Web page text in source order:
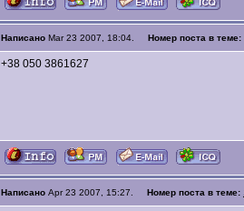
Написано Mar 23 2007, 18:04. Номер поста в теме:
+38 050 3861627
Написано Apr 23 2007, 15:27. Номер поста в теме: